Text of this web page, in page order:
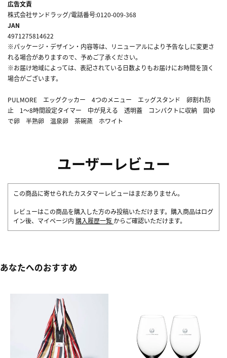
広告文責
株式会社サンドラッグ/電話番号:0120-009-368
JAN
4971275814622
※パッケージ・デザイン・内容等は、リニューアルにより予告なしに変更さ
れる場合がありますので、予めご了承ください。
※お届け地域によっては、表記されている日数よりもお届けにお時間を頂く
場合がございます。
PULMORE エッグクッカー 4つのメニュー エッグスタンド 卵割れ防
止 1～8時間設定タイマー 中が見える 透明蓋 コンパクトに収納 固ゆ
で卵 半熟卵 温泉卵 茶碗蒸 ホワイト
ユーザーレビュー
この商品に寄せられたカスタマーレビューはまだありません。
レビューはこの商品を購入した方のみ投稿いただけます。購入商品はログ
イン後、マイページ内 購入履歴一覧 からご確認いただけます。
あなたへのおすすめ